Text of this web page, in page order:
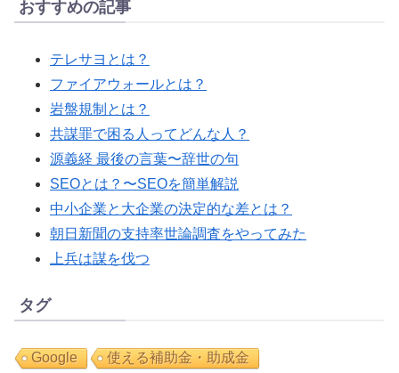
おすすめの記事
テレサヨとは？
ファイアウォールとは？
岩盤規制とは？
共謀罪で困る人ってどんな人？
源義経 最後の言葉〜辞世の句
SEOとは？〜SEOを簡単解説
中小企業と大企業の決定的な差とは？
朝日新聞の支持率世論調査をやってみた
上兵は謀を伐つ
タグ
Google
使える補助金・助成金